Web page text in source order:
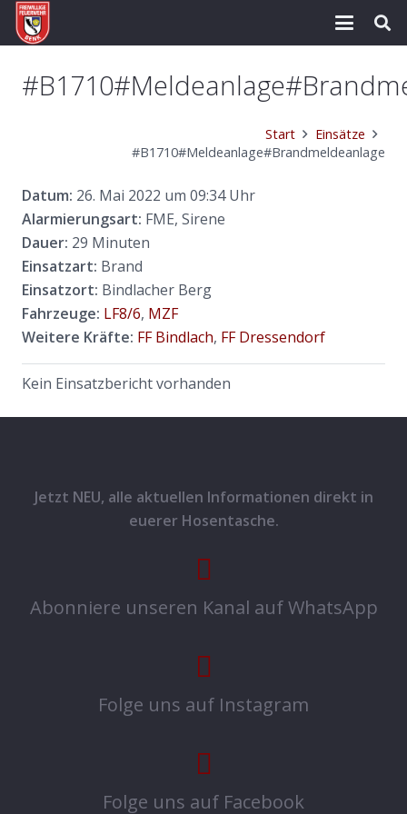
Start
Einsätze
#B1710#Meldeanlage#Brandmeldeanlage
Datum: 26. Mai 2022 um 09:34 Uhr
Alarmierungsart: FME, Sirene
Dauer: 29 Minuten
Einsatzart: Brand
Einsatzort: Bindlacher Berg
Fahrzeuge: LF8/6, MZF
Weitere Kräfte: FF Bindlach, FF Dressendorf
Kein Einsatzbericht vorhanden
Jetzt NEU, alle aktuellen Informationen direkt in
euerer Hosentasche.
Abonniere unseren Kanal auf WhatsApp
Folge uns auf Instagram
Folge uns auf Facebook